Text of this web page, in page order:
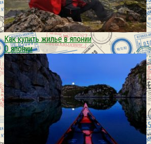
Как купить жилье в японии
О японии